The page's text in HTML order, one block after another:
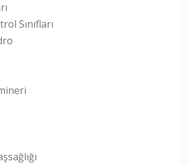
Sınıfları